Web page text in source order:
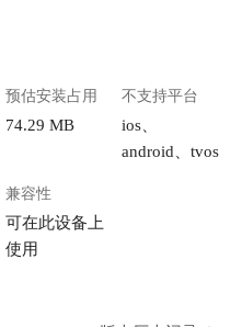
预估安装占用
74.29 MB
不支持平台
ios、
android、tvos
兼容性
可在此设备上
使用